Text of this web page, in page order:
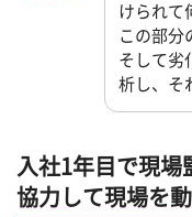
けられて
この部分
そして劣
析し、そ
入社1年目で現場
協力して現場を